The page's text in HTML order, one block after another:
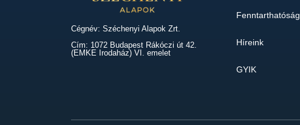
Cégnév: Széchenyi Alapok Zrt.
Cím: 1072 Budapest Rákóczi út 42.
(EMKE Irodaház) VI. emelet
Fenntarthatóság
Híreink
GYIK